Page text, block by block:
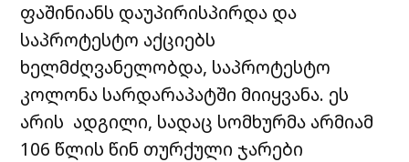
ფაშინიანს დაუპირისპირდა და
საპროტესტო აქციებს
ხელმძღვანელობდა, საპროტესტო
კოლონა სარდარაპატში მიიყვანა. ეს
არის ადგილი, სადაც სომხურმა არმიამ
106 წლის წინ თურქული ჯარები